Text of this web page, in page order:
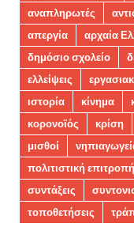
αναπληρωτές
απεργία
αρχαία
δημόσιο σχολείο
ελλείψεις
ιστορία
κίνημα
κορονοϊός
κρίση
μισθοί
πολιτιστική επιτροπή
συντάξεις
τοποθετήσεις